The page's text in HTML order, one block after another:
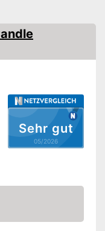
Sehr gut
05/2026